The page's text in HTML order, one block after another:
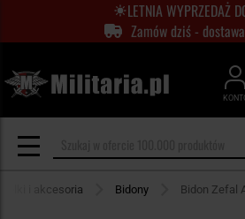
LETNIA WYPRZEDAŻ
Zamów dziś -
i akcesoria Bidony Bidon Zefal